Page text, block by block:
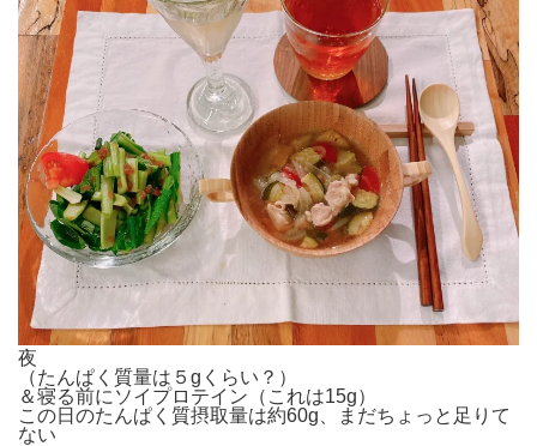
夜
（たんぱく質量は５gくらい？）
＆寝る前にソイプロテイン（これは15g）
この日のたんぱく質摂取量は約60g、まだちょっと足りて
ない